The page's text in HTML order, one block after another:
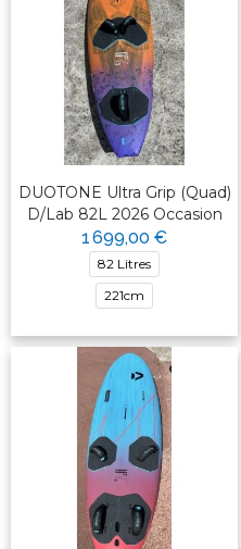
DUOTONE Ultra Grip (Quad)
D/Lab 82L 2026 Occasion
1 699,00 €
82 Litres
221cm